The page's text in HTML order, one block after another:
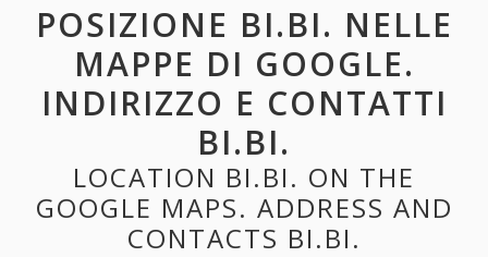
POSIZIONE BI.BI. NELLE
MAPPE DI GOOGLE.
INDIRIZZO E CONTATTI
BI.BI.
LOCATION BI.BI. ON THE
GOOGLE MAPS. ADDRESS AND
CONTACTS BI.BI.